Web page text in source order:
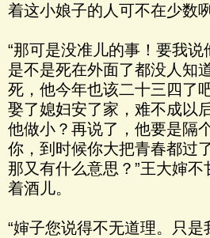
着这小娘子的人可不在少数咧
“那可是没准儿的事！要我说
是不是死在外面了都没人知
死，他今年也该二十三四了
娶了媳妇安了家，难不成以
他做小？再说了，他要是隔
你，到时候你大把青春都过
那又有什么意思？”王大婶
着酒儿。
“婶子您说得不无道理。只